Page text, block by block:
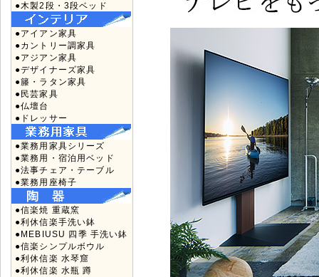
●木製2段・3段ベッド
●アイアン家具
●カントリー調家具
●アジアン家具
●デザイナーズ家具
●籐・ラタン家具
●民芸家具
●仏壇台
●ドレッサー
●業務用家具シリーズ
●業務用・宿泊用ベッド
●法事チェア・テーブル
●業務用座椅子
●信楽焼 重蔵窯
●利休信楽手洗い鉢
●MEBIUSU 四季 手洗い鉢
●信楽シンプルボウル
●利休信楽 水琴窟
●利休信楽 水瓶 蹲